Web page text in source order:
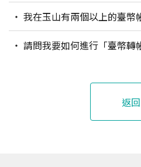
的資金互轉，請問有哪些管道
請問我要如何進行「臺幣轉
返回